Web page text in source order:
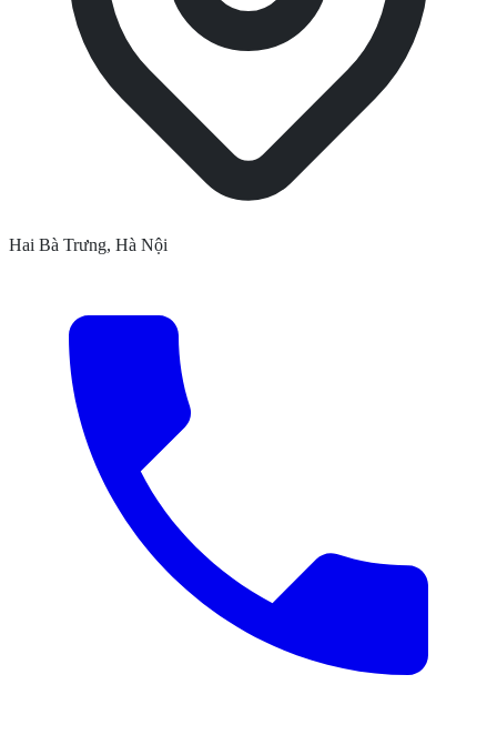
Hai Bà Trưng, Hà Nội